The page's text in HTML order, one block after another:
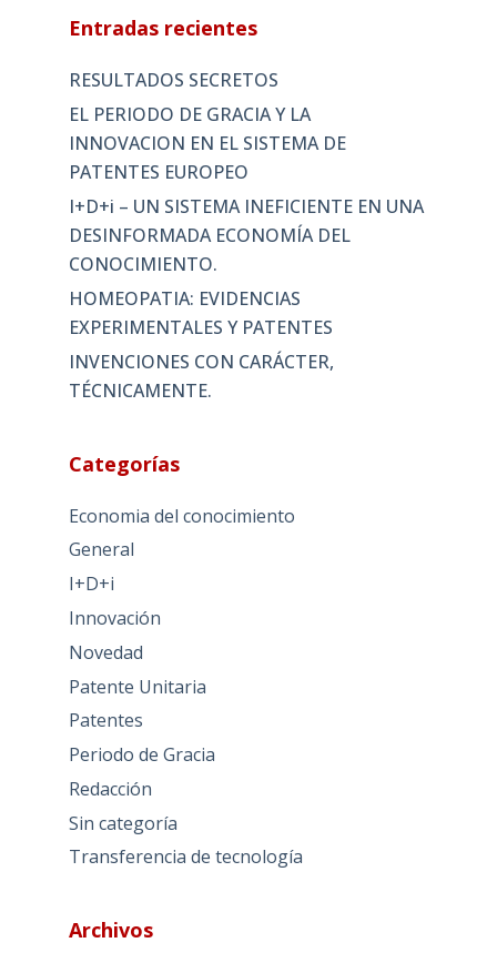
Entradas recientes
RESULTADOS SECRETOS
EL PERIODO DE GRACIA Y LA
INNOVACION EN EL SISTEMA DE
PATENTES EUROPEO
I+D+i – UN SISTEMA INEFICIENTE EN UNA
DESINFORMADA ECONOMÍA DEL
CONOCIMIENTO.
HOMEOPATIA: EVIDENCIAS
EXPERIMENTALES Y PATENTES
INVENCIONES CON CARÁCTER,
TÉCNICAMENTE.
Categorías
Economia del conocimiento
General
I+D+i
Innovación
Novedad
Patente Unitaria
Patentes
Periodo de Gracia
Redacción
Sin categoría
Transferencia de tecnología
Archivos